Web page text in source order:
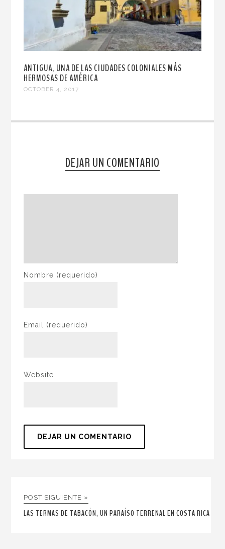
ANTIGUA, UNA DE LAS CIUDADES COLONIALES MÁS
HERMOSAS DE AMÉRICA
OCTOBER 4, 2017
DEJAR UN COMENTARIO
Nombre (requerido)
Email (requerido)
Website
POST SIGUIENTE »
LAS TERMAS DE TABACÓN, UN PARAÍSO TERRENAL EN COSTA RICA